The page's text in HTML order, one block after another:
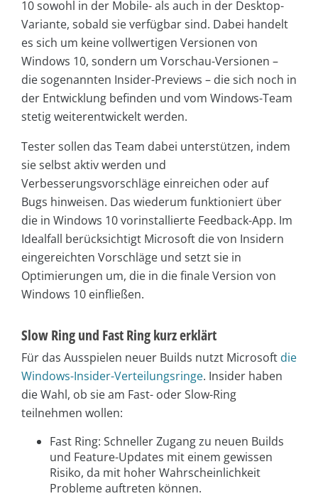
10 sowohl in der Mobile- als auch in der Desktop-
Variante, sobald sie verfügbar sind. Dabei handelt
es sich um keine vollwertigen Versionen von
Windows 10, sondern um Vorschau-Versionen –
die sogenannten Insider-Previews – die sich noch in
der Entwicklung befinden und vom Windows-Team
stetig weiterentwickelt werden.
Tester sollen das Team dabei unterstützen, indem
sie selbst aktiv werden und
Verbesserungsvorschläge einreichen oder auf
Bugs hinweisen. Das wiederum funktioniert über
die in Windows 10 vorinstallierte Feedback-App. Im
Idealfall berücksichtigt Microsoft die von Insidern
eingereichten Vorschläge und setzt sie in
Optimierungen um, die in die finale Version von
Windows 10 einfließen.
Slow Ring und Fast Ring kurz erklärt
Für das Ausspielen neuer Builds nutzt Microsoft die
Windows-Insider-Verteilungsringe. Insider haben
die Wahl, ob sie am Fast- oder Slow-Ring
teilnehmen wollen:
Fast Ring: Schneller Zugang zu neuen Builds
und Feature-Updates mit einem gewissen
Risiko, da mit hoher Wahrscheinlichkeit
Probleme auftreten können.